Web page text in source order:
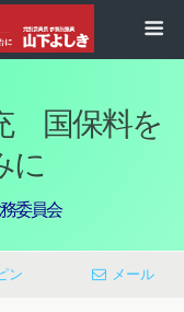
国保料を
に
委員会
ン メール